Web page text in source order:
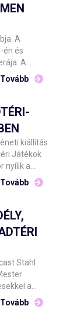
A
én és
A
hétfő este
Tovább
kiállítás
Játékok
nyílik a
főigazgató
Jogú Város
a
Tovább
Stahl
a
augusztus
Tovább